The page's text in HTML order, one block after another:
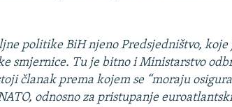
politike BiH njeno Predsjedništvo, koje
smjernice. Tu je bitno i Ministarstvo
članak prema kojem se “moraju
odnosno za pristupanje